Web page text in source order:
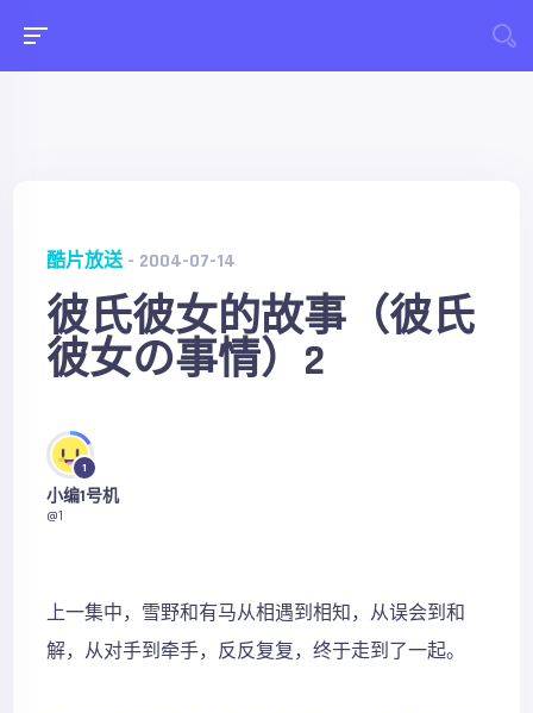
酷片放送- 2004-07-14
彼氏彼女的故事（彼氏
彼女の事情）2
1
小编1号机
@1
上一集中，雪野和有马从相遇到相知，从误会到和
解，从对手到牵手，反反复复，终于走到了一起。